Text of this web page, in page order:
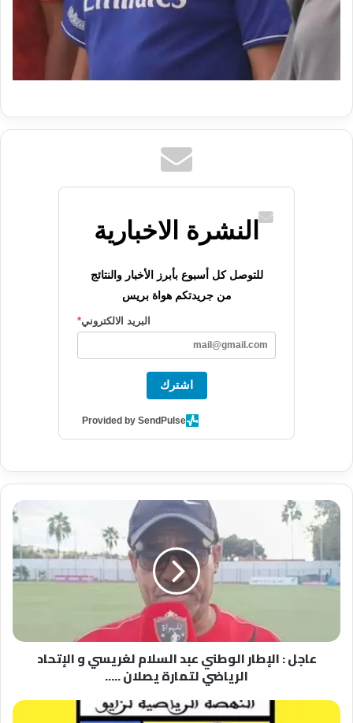
النشرة الاخبارية
للتوصل كل أسبوع بأبرز الأخبار والنتائج
من جريدتكم هواة بريس
البريد الالكتروني*
اشترك
Provided by SendPulse
عاجل
الوطني
عبد
السلام
الإتحاد
الرياضي
.....
عاجل : الإطار الوطني عبد السلام لغريسي و الإتحاد
الرياضي لتمارة يصلان .....
عاجل